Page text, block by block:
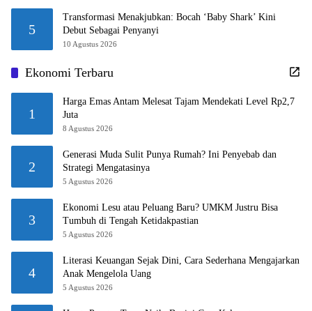
5
Transformasi Menakjubkan: Bocah ‘Baby Shark’ Kini
Debut Sebagai Penyanyi
10 Agustus 2026
Ekonomi Terbaru
1
Harga Emas Antam Melesat Tajam Mendekati Level Rp2,7
Juta
8 Agustus 2026
2
Generasi Muda Sulit Punya Rumah? Ini Penyebab dan
Strategi Mengatasinya
5 Agustus 2026
3
Ekonomi Lesu atau Peluang Baru? UMKM Justru Bisa
Tumbuh di Tengah Ketidakpastian
5 Agustus 2026
4
Literasi Keuangan Sejak Dini, Cara Sederhana Mengajarkan
Anak Mengelola Uang
5 Agustus 2026